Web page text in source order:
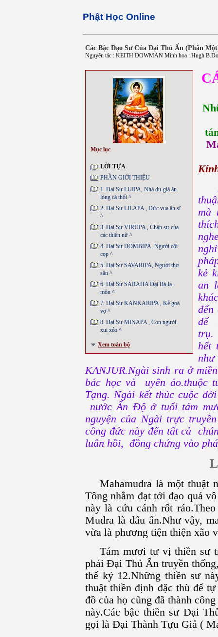
Phật Học Online
Các Bậc Đạo Sư Của Đại Thủ Ấn (Phần
Nguyên tác : KEITH DOWMAN Minh họa : Hugh
Mục lục
LỜI TỰA
PHẦN GIỚI THIỆU
1. Đại Sư LUIPA, Nhà du-già ăn
lòng cá thối ^
2. Đại Sư LILAPA , Ðức vua ẩn sĩ
^
3. Đại Sư VIRUPA , Chân sư của
các thiên nữ ^
4. Đại Sư DOMBIPA, Người cỡi
cọp ^
5. Đại Sư SAVARIPA, Người thợ
săn ^
6. Đại Sư SARAHA Ðại Bà-la-
môn ^
7. Đại Sư KANKARIPA , Kẻ goá
vợ ^
8. Đại Sư MINAPA , Con người
xui xẻo ^
Xem toàn bộ
mà
kẻ
an
đến
để
trụ.
hết
KANJUR.Ngài sinh ra ở
bác học và uyên áo.thuộc
Tạng. Ngài kết thúc cuộc
nước Ấn Ðộ ở tuổi tám
nguyện của Ngài trực
công đức này đến tất cả
luân hồi, đồng chứng vào
Mahamudra là một thuật
Tông nhằm đạt tới đạo quả
này là cứu cánh rốt
Mudra là dấu ấn.Như vậy,
vừa là phương tiện thiện xão
Tám mươi tư vị thiền sư
phái Ðại Thủ Ấn truyền
thế kỷ 12.Những thiền sư
thuật thiền định đặc thù để
đồ của họ cũng đã thành
này.Các bậc thiền sư Ðại
gọi là Ðại Thành Tựu Giả (